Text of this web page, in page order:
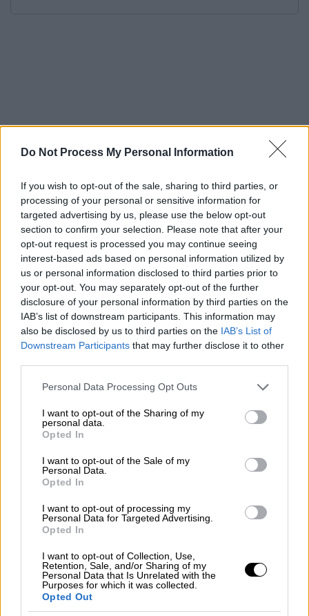
Do Not Process My Personal Information
If you wish to opt-out of the sale, sharing to third parties, or
processing of your personal or sensitive information for
targeted advertising by us, please use the below opt-out
section to confirm your selection. Please note that after your
opt-out request is processed you may continue seeing
interest-based ads based on personal information utilized by
us or personal information disclosed to third parties prior to
your opt-out. You may separately opt-out of the further
disclosure of your personal information by third parties on the
IAB’s list of downstream participants. This information may
also be disclosed by us to third parties on the IAB’s List of
Downstream Participants that may further disclose it to other
Please note that this website/app uses one or more Google
not limited to your visit or usage behaviour. You may click to
grant or deny consent to Google and its third-party tags to
use your data for below specified purposes in below Google
consent section.
Personal Data Processing Opt Outs
I want to opt-out of the Sharing of my
personal data.
Opted In
I want to opt-out of the Sale of my
Personal Data.
Opted In
I want to opt-out of processing my
Personal Data for Targeted Advertising.
Opted In
I want to opt-out of Collection, Use,
Retention, Sale, and/or Sharing of my
Personal Data that Is Unrelated with the
Purposes for which it was collected.
Opted Out
06.07.2024 21:32
Αρχίζουμε...
Πάμε...
Λήξη αγώνα